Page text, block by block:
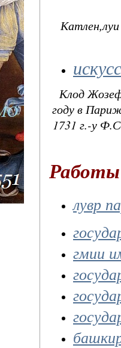
Клод Жозеф
году в
1731 г.-у
лувр
гмии